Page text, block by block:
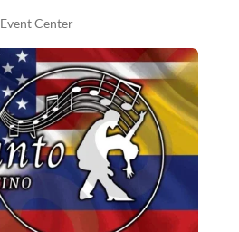
Event Center